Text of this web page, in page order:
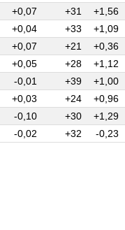
+0,07 +31 +1,56
+0,04 +33 +1,09
+0,07 +21 +0,36
+0,05 +28 +1,12
-0,01 +39 +1,00
+0,03 +24 +0,96
-0,10 +30 +1,29
-0,02 +32 -0,23